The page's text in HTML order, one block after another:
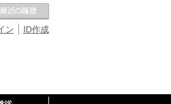
ID作成
ン
りの温泉